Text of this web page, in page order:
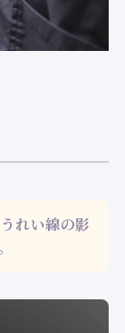
れい線の影